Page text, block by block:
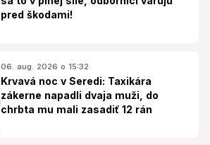
pred škodami!
06. aug. 2026 o 15:32
Krvavá noc v Seredi: Taxikára
zákerne napadli dvaja muži, do
chrbta mu mali zasadiť 12 rán